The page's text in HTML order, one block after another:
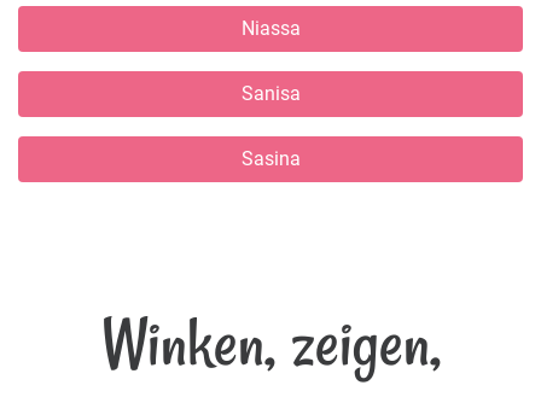
Niassa
Sanisa
Sasina
Winken, zeigen,